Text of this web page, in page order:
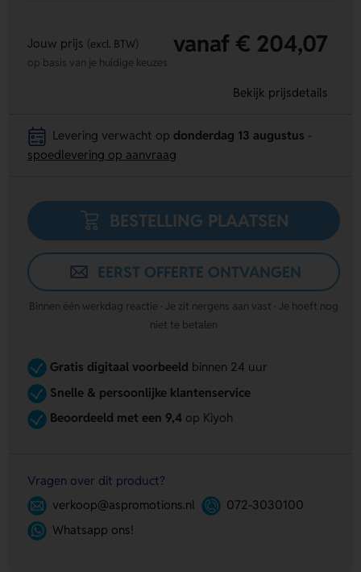
Jouw prijs (excl. BTW) vanaf € 204,07
op basis van je huidige keuzes
Bekijk prijsdetails
Levering verwacht op donderdag 13 augustus
spoedlevering op aanvraag
BESTELLING PLAATSEN
EERST OFFERTE ONTVANGEN
Binnen één werkdag reactie · Je zit nergens aan vast · Je hoeft nog
niet te betalen
Gratis digitaal voorbeeld binnen 24 uur
Snelle & persoonlijke klantenservice
Beoordeeld met een 9,4op Kiyoh
Vragen over dit product?
verkoop@aspromotions.nl
072-3030100
Whatsapp ons!